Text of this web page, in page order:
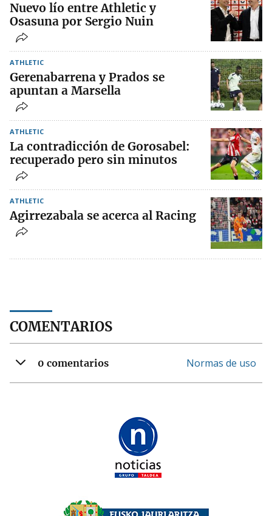
Nuevo lío entre Athletic y
Osasuna por Sergio Nuin
ATHLETIC
Gerenabarrena y Prados se
apuntan a Marsella
ATHLETIC
La contradicción de Gorosabel:
recuperado pero sin minutos
ATHLETIC
Agirrezabala se acerca al Racing
COMENTARIOS
0 comentarios Normas de uso